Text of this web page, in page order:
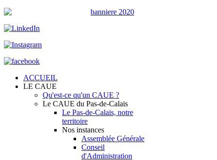
ACCUEIL
LE CAUE
Qu'est-ce qu'un CAUE ?
Le CAUE du Pas-de-Calais
Le Pas-de-Calais, notre
territoire
Nos instances
Assemblée Générale
Conseil
d'Administration